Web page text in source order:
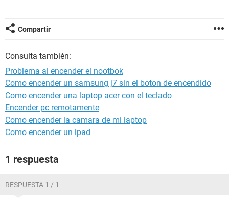
Compartir
Consulta también:
Problema al encender el nootbok
Como encender un samsung j7 sin el boton de encendido
Como encender una laptop acer con el teclado
Encender pc remotamente
Como encender la camara de mi laptop
Como encender un ipad
1 respuesta
RESPUESTA 1 / 1